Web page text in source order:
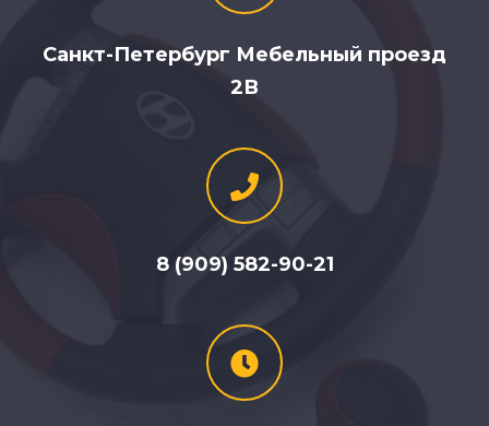
Санкт-Петербург Мебельный проезд
2В
8 (909) 582-90-21